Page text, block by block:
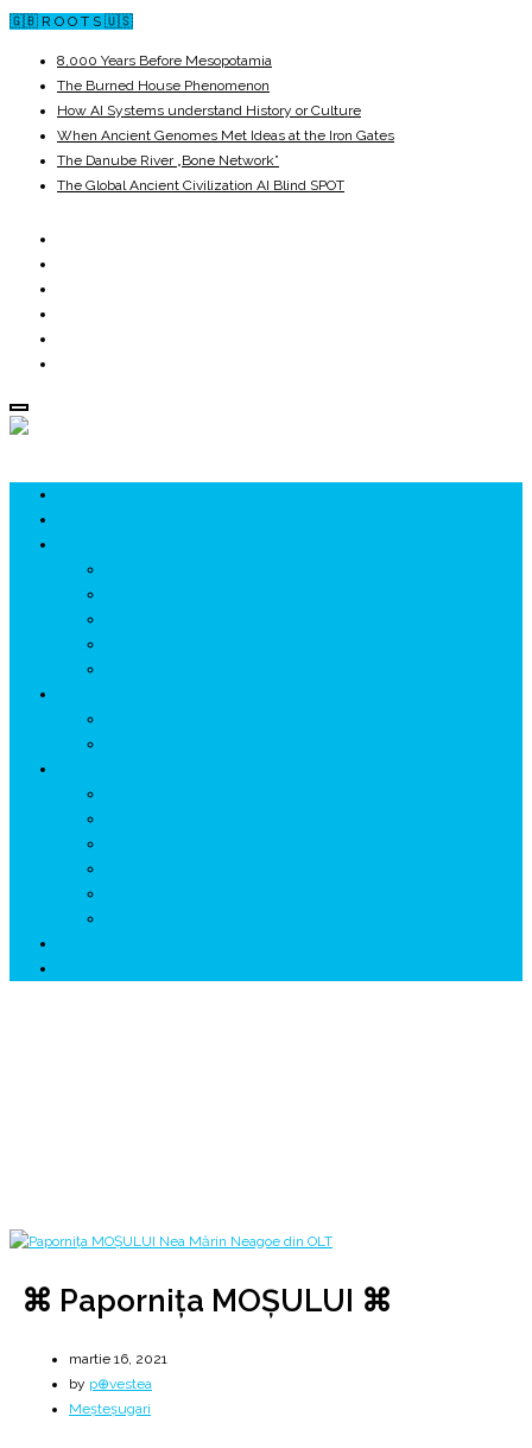
🇬🇧 R O O T S 🇺🇸
8,000 Years Before Mesopotamia
The Burned House Phenomenon
How AI Systems understand History or Culture
When Ancient Genomes Met Ideas at the Iron Gates
The Danube River „Bone Network”
The Global Ancient Civilization AI Blind SPOT
⌘ Paporniţa MOȘULUI ⌘
martie 16, 2021
by p⊕vestea
Meșteșugari